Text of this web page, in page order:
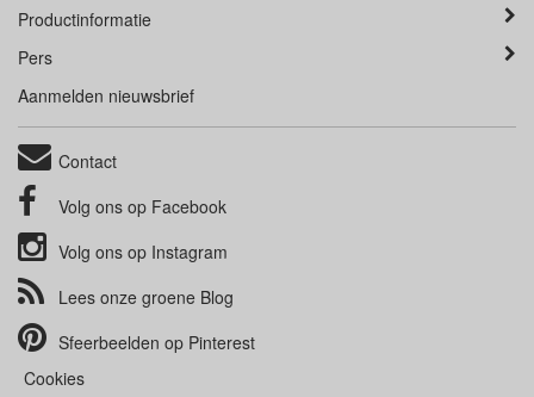
Productinformatie
Pers
Aanmelden nieuwsbrief
Contact
Volg ons op Facebook
Volg ons op Instagram
Lees onze groene Blog
Sfeerbeelden op Pinterest
Cookies